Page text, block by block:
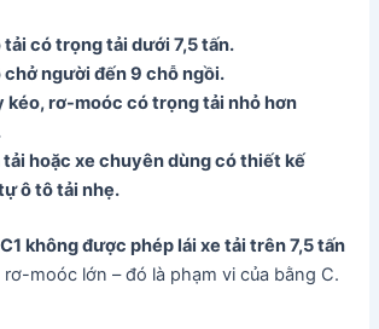
tải có trọng tải dưới 7,5 tấn.
chở người đến 9 chỗ ngồi.
kéo, rơ-moóc có trọng tải nhỏ hơn
tải hoặc xe chuyên dùng có thiết kế
ô tô tải nhẹ.
không được phép lái xe tải trên 7,5 tấn
moóc lớn – đó là phạm vi của bằng C.